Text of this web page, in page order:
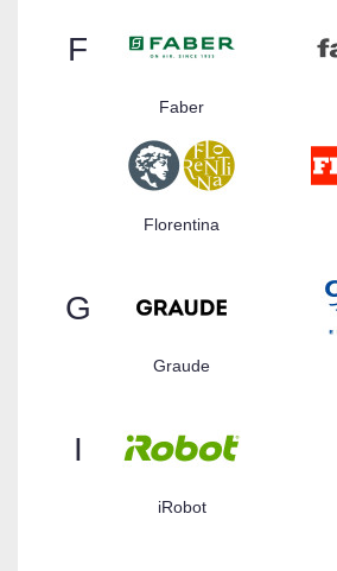
F
Faber
Florentina
G
Graude
I
iRobot